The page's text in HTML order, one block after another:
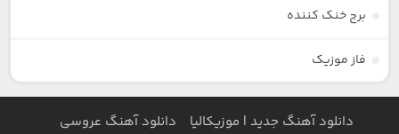
برج خنک کننده
فاز موزیک
دانلود آهنگ جدید | موزیکالیا دانلود آهنگ عروسی